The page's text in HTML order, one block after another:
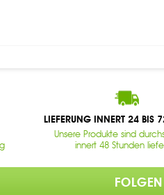
LIEFERUNG INNERT 24 BIS
Unsere Produkte sind
innert 48 Stunden